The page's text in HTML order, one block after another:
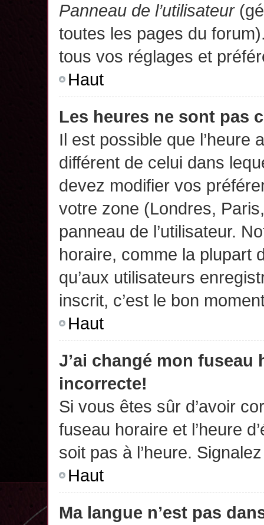
Panneau de l’utilisateur
toutes les pages du
tous vos réglages et
Haut
Les heures ne sont pas
Il est possible que l’heure
différent de celui dans
devez modifier vos
votre zone (Londres,
panneau de l’utilisateur.
horaire, comme la plupart
qu’aux utilisateurs
inscrit, c’est le bon
Haut
J’ai changé mon fuseau
incorrecte!
Si vous êtes sûr d’avoir
fuseau horaire et l’heure
soit pas à l’heure.
Haut
Ma langue n’est pas